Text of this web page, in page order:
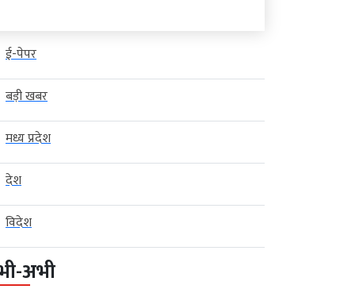
ई-पेपर
बड़ी खबर
मध्य प्रदेश
देश
विदेश
अभी